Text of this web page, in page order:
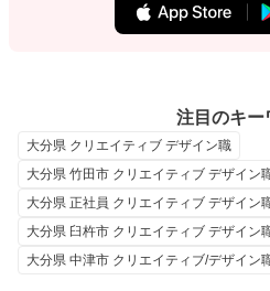
注目のキー
大分県 クリエイティブ デザイン職
大分県 竹田市 クリエイティブ デザイン
大分県 正社員 クリエイティブ デザイン
大分県 臼杵市 クリエイティブ デザイン
大分県 中津市 クリエイティブ/デザイン